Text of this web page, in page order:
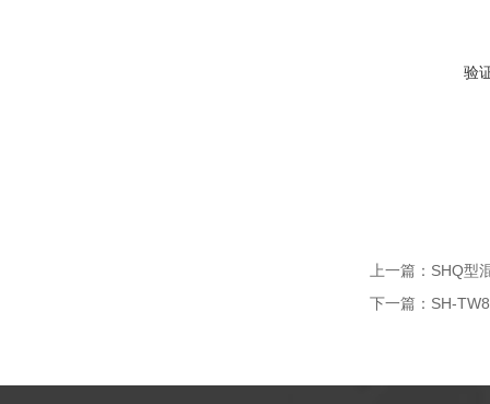
验
上一篇： SHQ型
下一篇： SH-